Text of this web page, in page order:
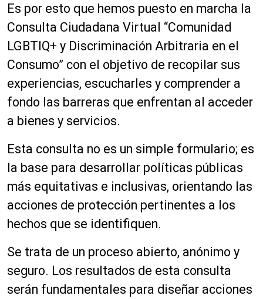
Es por esto que hemos puesto en marcha la
Consulta Ciudadana Virtual “Comunidad
LGBTIQ+ y Discriminación Arbitraria en el
Consumo” con el objetivo de recopilar sus
experiencias, escucharles y comprender a
fondo las barreras que enfrentan al acceder
a bienes y servicios.
Esta consulta no es un simple formulario; es
la base para desarrollar políticas públicas
más equitativas e inclusivas, orientando las
acciones de protección pertinentes a los
hechos que se identifiquen.
Se trata de un proceso abierto, anónimo y
seguro. Los resultados de esta consulta
serán fundamentales para diseñar acciones